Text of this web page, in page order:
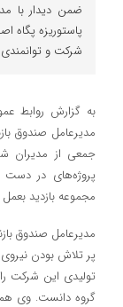
ضمن دیدار با
پاستوریزه پگاه
شرکت و
به گزارش روابط
مدیرعامل صندوق
جمعی از مدیران
پروژه‌های در
مجموعه بازدید بعمل
مدیرعامل صندوق
پر تلاش بودن
تولیدی این شرکت
گروه دانست. وی